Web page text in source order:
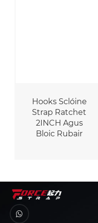
Hooks Sclóine
Strap Ratchet
2INCH Agus
Bloic Rubair